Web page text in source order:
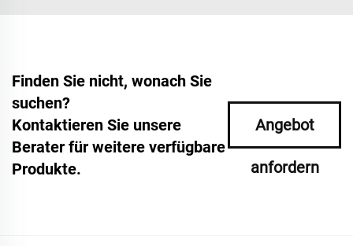
Finden Sie nicht, wonach Sie
suchen?
Kontaktieren Sie unsere
Berater für weitere verfügbare
Produkte.
Angebot
anfordern